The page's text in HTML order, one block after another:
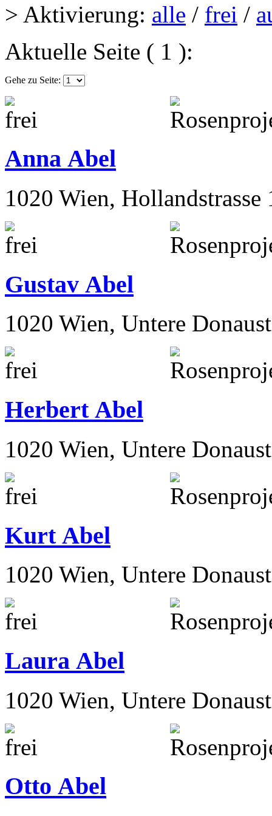
> Aktivierung: alle / frei /
Aktuelle Seite ( 1 ):
Gehe zu Seite:
Anna Abel
1020 Wien, Hollandstrasse
Gustav Abel
1020 Wien, Untere
Herbert Abel
1020 Wien, Untere
Kurt Abel
1020 Wien, Untere
Laura Abel
1020 Wien, Untere
Otto Abel